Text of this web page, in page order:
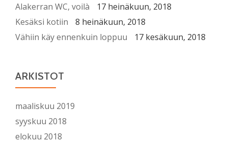
Alakerran WC, voilà
17 heinäkuun, 2018
Kesäksi kotiin
8 heinäkuun, 2018
Vähiin käy ennenkuin loppuu
17 kesäkuun, 2018
ARKISTOT
maaliskuu 2019
syyskuu 2018
elokuu 2018